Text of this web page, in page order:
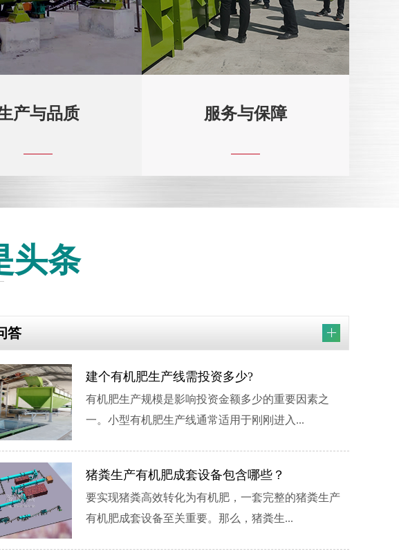
产与品质 服务与保障
头条
答
建个有机肥生产线需投资多少?
有机肥生产规模是影响投资金额多少的重要因素之
一。小型有机肥生产线通常适用于刚刚进入...
猪粪生产有机肥成套设备包含哪些？
要实现猪粪高效转化为有机肥，一套完整的猪粪生产
有机肥成套设备至关重要。那么，猪粪生...
2022-07-11
时产8-10吨有机肥造粒生产线配置
1-30万吨尿基、氨酸造粒、复合肥生产线； 1-30万吨有机、
圾、污泥等...
2025-03-31
机肥设备配置
机肥生产线配置